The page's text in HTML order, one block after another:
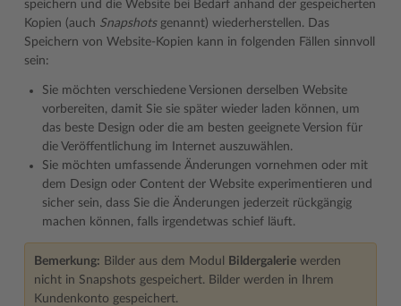
speichern und die Website bei Bedarf anhand der gespeicherten
Kopien (auch Snapshotsgenannt) wiederherstellen. Das
Speichern von Website-Kopien kann in folgenden Fällen sinnvoll
sein:
Sie möchten verschiedene Versionen derselben Website
vorbereiten, damit Sie sie später wieder laden können, um
das beste Design oder die am besten geeignete Version für
die Veröffentlichung im Internet auszuwählen.
Sie möchten umfassende Änderungen vornehmen oder mit
dem Design oder Content der Website experimentieren und
sicher sein, dass Sie die Änderungen jederzeit rückgängig
machen können, falls irgendetwas schief läuft.
Bemerkung: Bilder aus dem Modul Bildergalerie werden
nicht in Snapshots gespeichert. Bilder werden in Ihrem
Kundenkonto gespeichert.